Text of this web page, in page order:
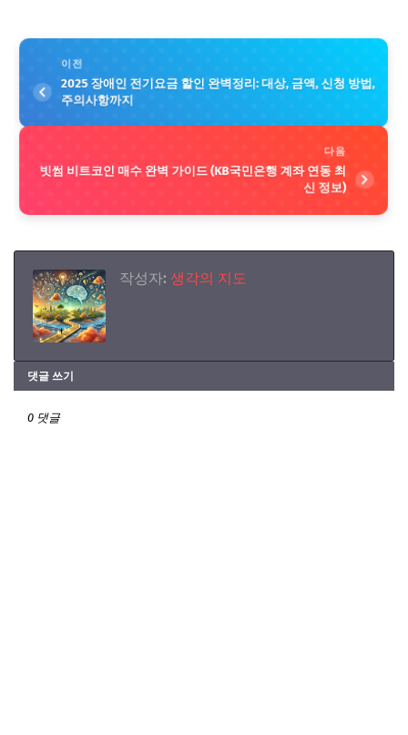
이전
2025 장애인 전기요금 할인 완벽정리: 대상, 금액, 신청 방법,
주의사항까지
다음
빗썸 비트코인 매수 완벽 가이드 (KB국민은행 계좌 연동 최
신 정보)
작성자: 생각의 지도
댓글 쓰기
0 댓글